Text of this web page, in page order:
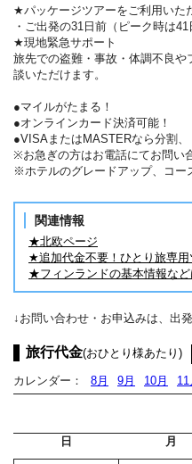
★パッケージツアーをご利用いた
・ご出発の31日前（ピーク時は
★現地緊急サポート
旅先での盗難・事故・体調不良
談いただけます。
●マイルがたまる！
●オンラインカード決済可能！
●VISAまたはMASTERなら分割、
※お急ぎの方はお電話にてお問い
※ホテルのグレードアップ、コー
関連情報
★北欧ページ
★追加代金不要！ひとり旅専用
★フィンランドの基本情報など
↓お問い合わせ・お申込みは、出
旅行代金(おひとり様あたり)
カレンダー：
8月 9月 10月 11
日 月